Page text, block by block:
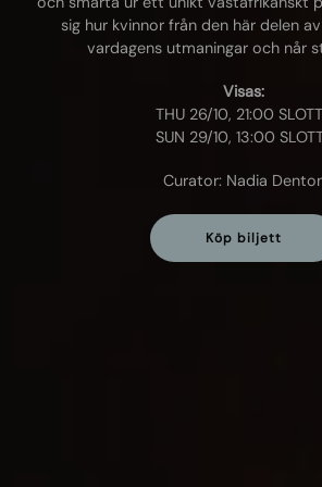
sig hur kvinnor från den här delen
vardagens utmaningar och når
Visas:
THU 26/10, 21:00
SUN 29/10, 13:00
Curator: Nadia
Köp biljett